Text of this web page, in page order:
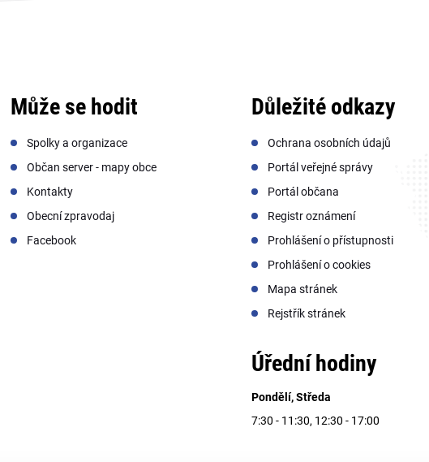
Může se hodit
Spolky a organizace
Občan server - mapy obce
Kontakty
Obecní zpravodaj
Facebook
Důležité odkazy
Ochrana osobních údajů
Portál veřejné správy
Portál občana
Registr oznámení
Prohlášení o přístupnosti
Prohlášení o cookies
Mapa stránek
Rejstřík stránek
Úřední hodiny
Pondělí, Středa
7:30 - 11:30, 12:30 - 17:00